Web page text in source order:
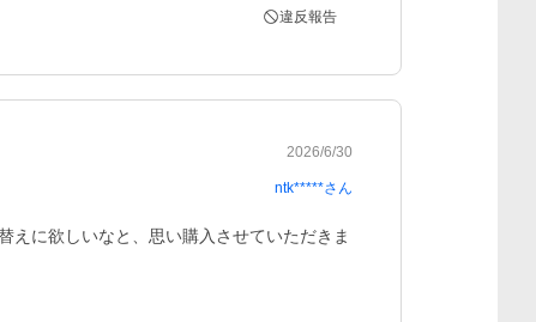
違反報告
2026/6/30
ntk*****さん
えに欲しいなと、思い購入させていただきま